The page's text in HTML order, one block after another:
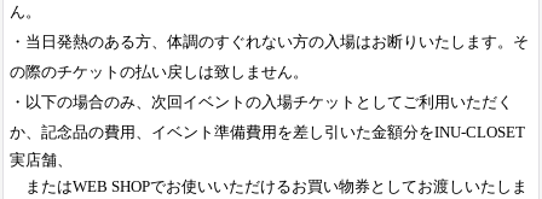
ん。
・当日発熱のある方、体調のすぐれない方の入場はお断りいたします。そ
の際のチケットの払い戻しは致しません。
・以下の場合のみ、次回イベントの入場チケットとしてご利用いただく
か、記念品の費用、イベント準備費用を差し引いた金額分をINU-CLOSET
実店舗、
またはWEB SHOPでお使いいただけるお買い物券としてお渡しいたしま